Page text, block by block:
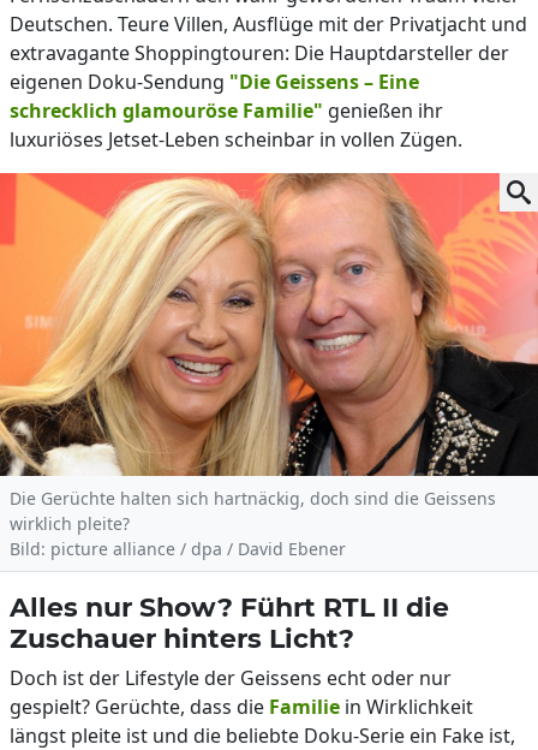
Deutschen. Teure Villen, Ausflüge mit der Privatjacht und
extravagante Shoppingtouren: Die Hauptdarsteller der
eigenen Doku-Sendung "Die Geissens – Eine
schrecklich glamouröse Familie" genießen ihr
luxuriöses Jetset-Leben scheinbar in vollen Zügen.
Die Gerüchte halten sich hartnäckig, doch sind die Geissens
wirklich pleite?
Bild: picture alliance / dpa / David Ebener
Alles nur Show? Führt RTL II die
Zuschauer hinters Licht?
Doch ist der Lifestyle der Geissens echt oder nur
gespielt? Gerüchte, dass die Familie in Wirklichkeit
längst pleite ist und die beliebte Doku-Serie ein Fake ist,